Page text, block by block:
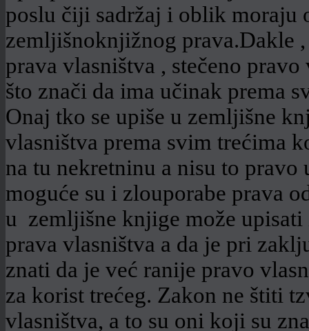
poslu čiji sadržaj i oblik moraju
zemljišnoknjižnog prava.Dakle
prava vlasništva , stečeno
što znači da ima učinak prema
Onaj tko se upiše u zemljišne
vlasništva prema svim trećima
na tu nekretninu a nisu to
moguće su i zlouporabe prava
u zemljišne knjige može
prava vlasništva a da je pri
znati da je već ranije pravo
za korist trećeg. Zakon ne štiti
vlasništva, a to su oni koji su